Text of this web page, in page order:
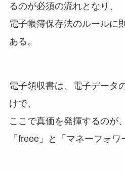
るのが必須の流れとなり、
電子帳簿保存法のルールに
ある。
電子領収書は、電子データ
けで、
ここで真価を発揮するのが
「freee」と「マネーフォワ